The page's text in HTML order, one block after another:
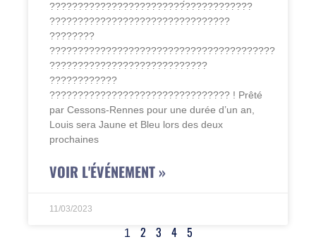
????????????????????????́????????????
????????????????????????????????
????????
????????????????????????????????????????
????????????????????????????
????????????
???????????????????????????????? ! Prêté
par Cessons-Rennes pour une durée d’un an,
Louis sera Jaune et Bleu lors des deux
prochaines
VOIR L'ÉVÉNEMENT »
11/03/2023
1 2 3 4 5